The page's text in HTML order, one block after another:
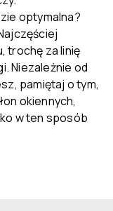
optymalna?
trochę za linię
Niezależnie od
pamiętaj o tym,
okiennych,
w ten sposób